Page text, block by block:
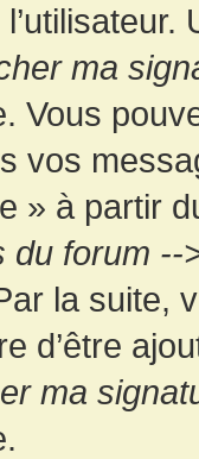
ma
Vous
vos
» à partir
du forum
la suite,
d’être
ma